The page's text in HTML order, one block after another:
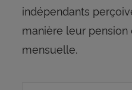
indépendants
manière leur pension
mensuelle.